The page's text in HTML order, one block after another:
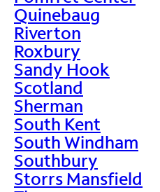
Quinebaug
Riverton
Roxbury
Sandy Hook
Scotland
Sherman
South Kent
South Windham
Southbury
Storrs Mansfield